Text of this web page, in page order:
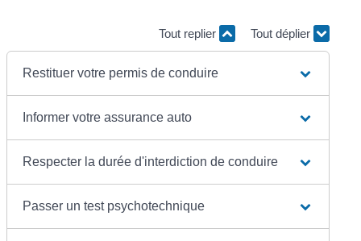
Tout replier Tout déplier
Restituer votre permis de conduire
Informer votre assurance auto
Respecter la durée d'interdiction de conduire
Passer un test psychotechnique